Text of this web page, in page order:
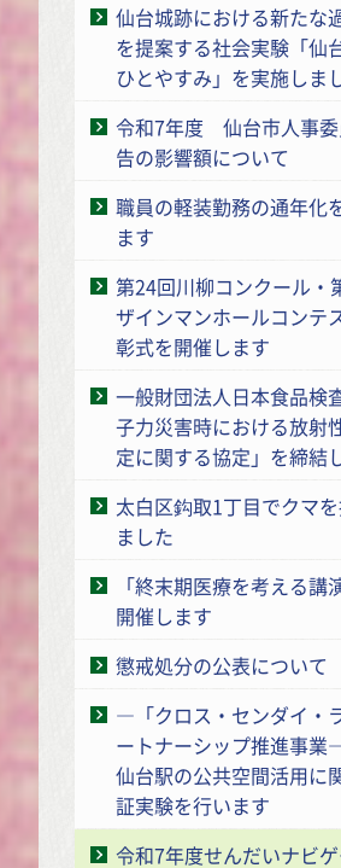
仙台城跡における新たな
を提案する社会実験「仙
ひとやすみ」を実施しま
令和7年度 仙台市人事委
告の影響額について
職員の軽装勤務の通年化
ます
第24回川柳コンクール・
ザインマンホールコンテ
彰式を開催します
一般財団法人日本食品検
子力災害時における放射
定に関する協定」を締結
太白区鈎取1丁目でクマ
ました
「終末期医療を考える講
開催します
懲戒処分の公表について
―「クロス・センダイ・
ートナーシップ推進事業
仙台駅の公共空間活用に
証実験を行います
令和7年度せんだいナビ